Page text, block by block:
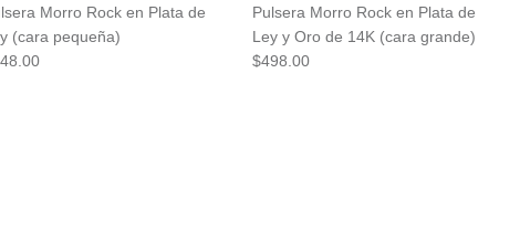
Morro Rock en Plata de
(cara pequeña)
Pulsera Morro Rock en Plata de
Ley y Oro de 14K (cara grande)
$498.00